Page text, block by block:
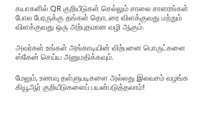
கயாகளில் QR குறியீடுகள் செல்லும் சாலை சாளரங்கள்
போல பேரருக்கு தங்கள் தொடரை விளக்குவது மற்றும்
விளக்குவது ஒரு அற்புதமான வழி ஆகும்.
அவர்கள் உங்கள் அங்காடியின் விற்பனை பொருட்களை
ஸ்கேன் செய்ய அனுமதிக்கவும்.
மேலும், உணவு தள்ளுபடிகளை அல்லது இலவசம் வழங்க
கியூஆர் குறியீடுகளைப் பயன்படுத்தலாம்!